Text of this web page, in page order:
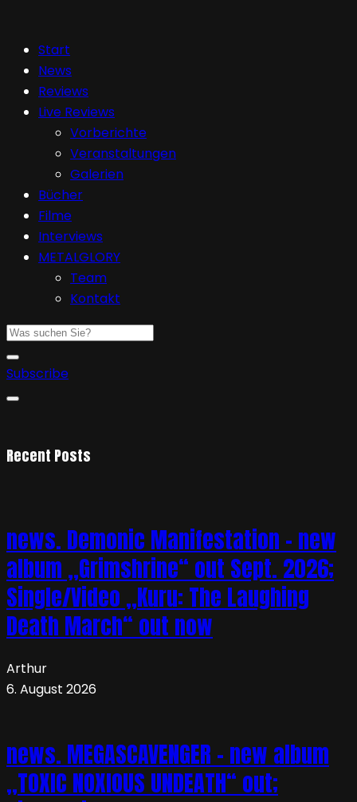
Start
News
Reviews
Live Reviews
Vorberichte
Veranstaltungen
Galerien
Bücher
Filme
Interviews
METALGLORY
Team
Kontakt
Subscribe
Recent Posts
news. Demonic Manifestation – new
album „Grimshrine“ out Sept. 2026;
Single/Video „Kuru: The Laughing
Death March“ out now
Arthur
6. August 2026
news. MEGASCAVENGER – new album
„TOXIC NOXIOUS UNDEATH“ out;